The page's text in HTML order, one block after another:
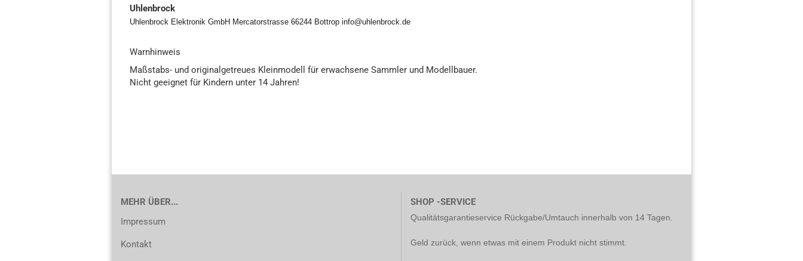
Uhlenbrock
Uhlenbrock Elektronik GmbH Mercatorstrasse 66244 Bottrop info@uhlenbrock.de
Warnhinweis
Maßstabs- und originalgetreues Kleinmodell für erwachsene Sammler und Modellbauer.
Nicht geeignet für Kindern unter 14 Jahren!
MEHR ÜBER...
Impressum
Kontakt
SHOP -SERVICE
Qualitätsgarantieservice Rückgabe/Umtauch innerhalb von 14 Tagen.
Geld zurück, wenn etwas mit einem Produkt nicht stimmt.